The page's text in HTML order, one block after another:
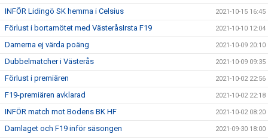
INFÖR Lidingö SK hemma i Celsius 2021-10-15 16:45
Förlust i bortamötet med VästeråsIrsta F19 2021-10-10 12:04
Damerna ej värda poäng 2021-10-09 20:10
Dubbelmatcher i Västerås 2021-10-09 09:35
Förlust i premiären 2021-10-02 22:56
F19-premiären avklarad 2021-10-02 22:18
INFÖR match mot Bodens BK HF 2021-10-02 08:20
Damlaget och F19 inför säsongen 2021-09-30 18:00